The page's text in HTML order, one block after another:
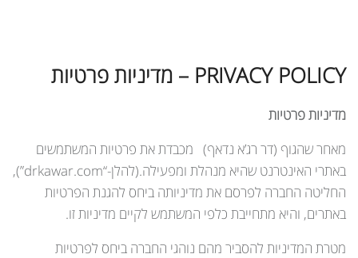
PRIVACY POLICY – מדיניות פרטיות
מדיניות פרטיות
מאחר שהגוף (דר רג’א נדאף) מכבדת את פרטיות המשתמשים
באתרי האינטרנט שהיא מנהלת ומפעילה.(להלן-“drkawar.com”),
החליטה החברה לפרסם את מדיניותה ביחס להגנת הפרטיות
באתרים, והיא מתחייבת כלפי המשתמש לקיים מדיניות זו.
מטרת המדיניות להסביר מהם נוהגי החברה ביחס לפרטיות